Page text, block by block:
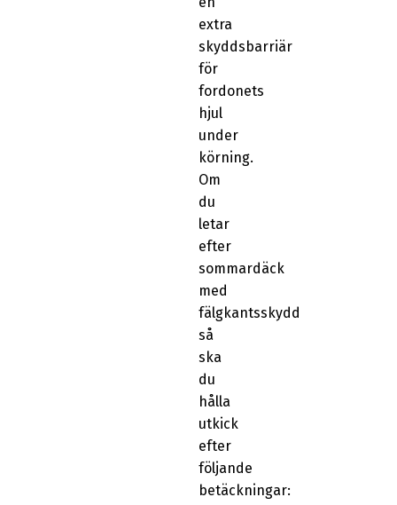
extra
skyddsbarriär
för
fordonets
hjul
under
körning.
Om
du
letar
efter
sommardäck
med
fälgkantsskydd
så
ska
du
hålla
utkick
efter
följande
betäckningar: